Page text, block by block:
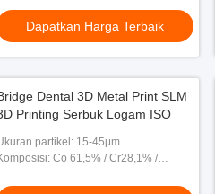
Dapatkan Harga Terbaik
Dental 3D Metal Print SLM
Printing Serbuk Logam ISO
partikel: 15-45μm
Co 61,5% / Cr28,1% /